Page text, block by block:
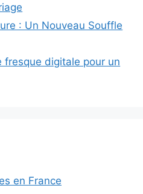
: Un Nouveau Souffle
fresque digitale pour un
en France